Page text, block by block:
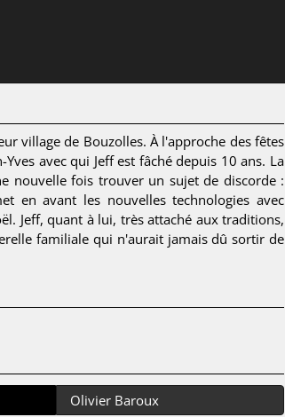
village de Bouzolles. À l'approche des fêtes
avec qui Jeff est fâché depuis 10 ans. La
nouvelle fois trouver un sujet de discorde :
en avant les nouvelles technologies avec
Jeff, quant à lui, très attaché aux traditions,
familiale qui n'aurait jamais dû sortir de
Olivier Baroux